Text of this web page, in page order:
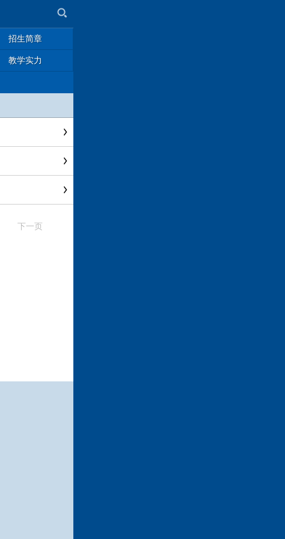
招生简章
教学实力
下一页